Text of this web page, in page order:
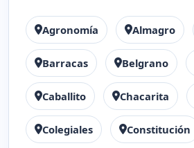
Agronomía Almagro
Barracas Belgrano
Caballito Chacarita
Colegiales Constitución